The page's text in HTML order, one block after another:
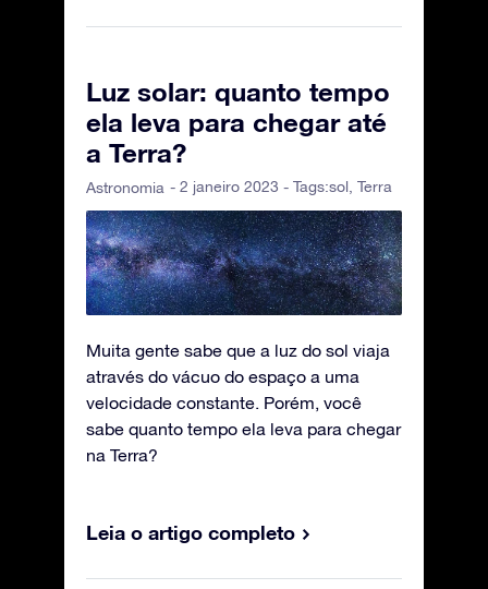
Luz solar: quanto tempo
ela leva para chegar até
a Terra?
Astronomia - 2 janeiro 2023 - Tags:sol, Terra
Muita gente sabe que a luz do sol viaja
através do vácuo do espaço a uma
velocidade constante. Porém, você
sabe quanto tempo ela leva para chegar
na Terra?
Leia o artigo completo